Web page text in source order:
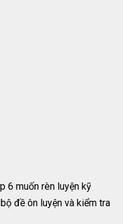
6 muốn rèn luyện kỹ
đề ôn luyện và kiểm tra